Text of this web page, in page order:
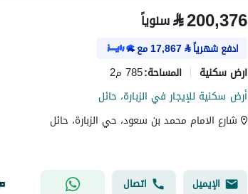
⃁200,376 سنوياً
ادفع شهرياً⃁
17,867مع
ارض سكنية المساحة:785 م2
أرض سكنية للإيجار في الزبارة، حائل
شارع الامام محمد بن سعود، حي الزبارة، حائل
الإيميل اتصال